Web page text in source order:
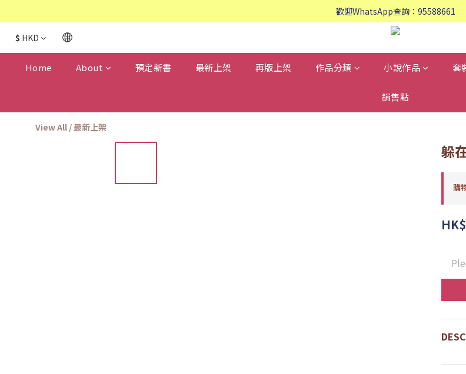
歡迎WhatsApp查詢：95588661
歡迎WhatsApp查詢：95588661
會員專享: 購物滿$800, 免運費
歡迎WhatsApp查詢：95588661
$ HKD
Home About 預定新書 最新上架 再版上架 作品分類 小說作品 套
銷售點
View All /最新上架
躲
購